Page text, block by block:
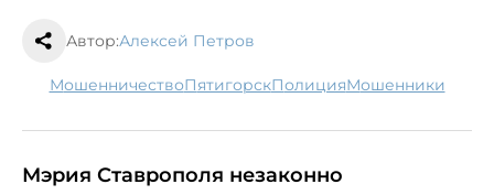
Автор:Алексей Петров
мошенничество Пятигорск полиция мошенники
Мэрия Ставрополя незаконно